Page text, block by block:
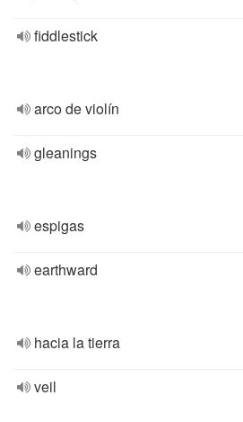
fiddlestick
arco de violín
gleanings
espigas
earthward
hacia la tierra
veil